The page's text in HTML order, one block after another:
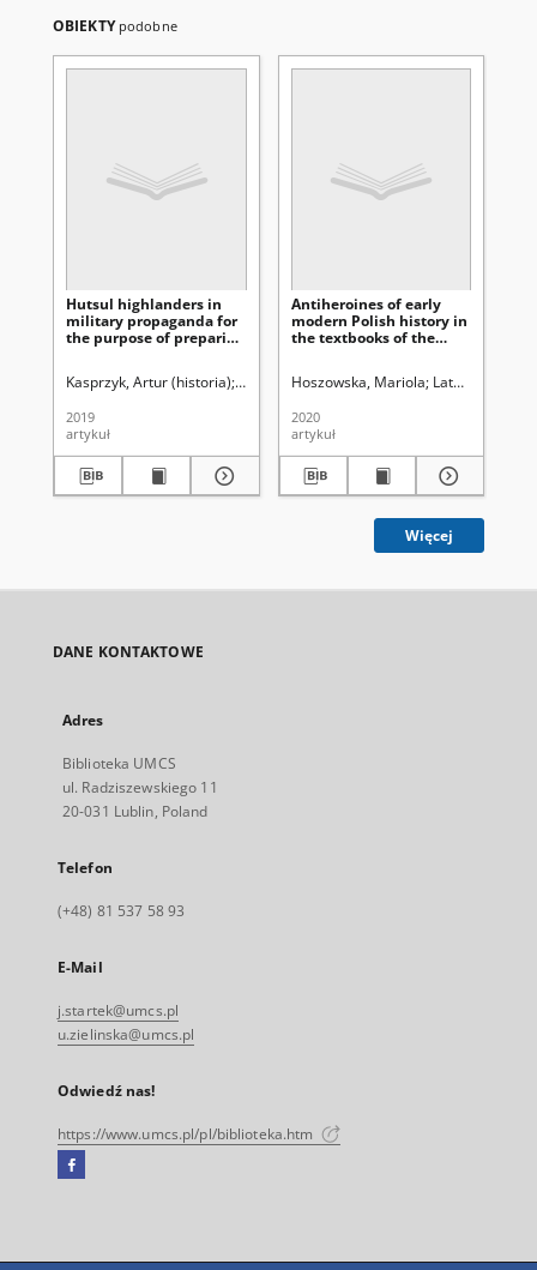
OBIEKTY podobne
Hutsul highlanders in
military propaganda for
the purpose of preparing
Second Polish Republic
problems)
Kasprzyk, Artur (historia) Latawiec, Krzysztof. Red. Uniwersytet Marii
2019
artykuł
Antiheroines of early
modern Polish history in
the textbooks of the
Hoszowska, Mariola Latawiec,
2020
artykuł
Więcej
DANE KONTAKTOWE
Adres
Biblioteka UMCS
ul. Radziszewskiego 11
20-031 Lublin, Poland
Telefon
(+48) 81 537 58 93
E-Mail
j.startek@umcs.pl
u.zielinska@umcs.pl
Odwiedź nas!
https://www.umcs.pl/pl/biblioteka.htm
Facebook
się